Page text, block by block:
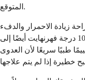
المتوقع.
زيادة الاحمرار والدفء
والتورم أو الإفرازات. تشير الحمى فوق 101 درجة فهرنهايت أيضًا إلى
طبيًا سريعًا لأن العدوى